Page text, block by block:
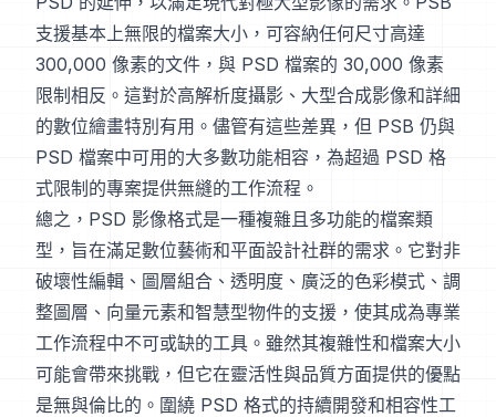
支援基本上無限的檔案大小，可容納任何尺寸高達
300,000 像素的文件，與 PSD 檔案的 30,000 像素
限制相反。這對於高解析度攝影、大型合成影像和詳細
的數位繪畫特別有用。儘管有這些差異，但 PSB 仍與
PSD 檔案中可用的大多數功能相容，為超過 PSD 格
式限制的專案提供無縫的工作流程。
總之，PSD 影像格式是一種複雜且多功能的檔案類
型，旨在滿足數位藝術和平面設計社群的需求。它對非
破壞性編輯、圖層組合、透明度、廣泛的色彩模式、調
整圖層、向量元素和智慧型物件的支援，使其成為專業
工作流程中不可或缺的工具。雖然其複雜性和檔案大小
可能會帶來挑戰，但它在靈活性與品質方面提供的優點
是無與倫比的。圍繞 PSD 格式的持續開發和相容性工